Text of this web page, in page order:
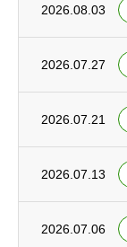
2026.08.03
2026.07.27
2026.07.21
2026.07.13
2026.07.06